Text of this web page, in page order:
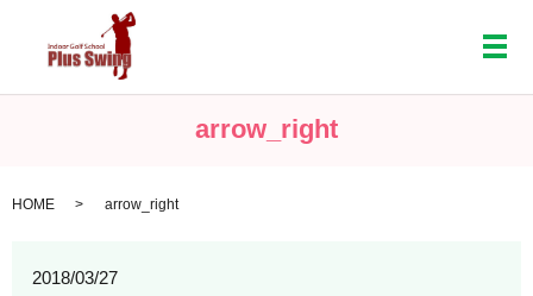
メ
arrow_right
HOME arrow_right
2018/03/27